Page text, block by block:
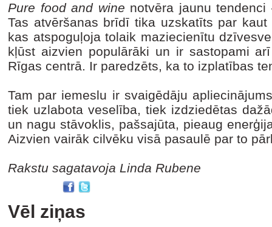
Pure food and wine notvēra jaunu
Tas atvēršanas brīdī tika uzskatīts par
kas atspoguļoja tolaik maziecienītu
kļūst aizvien populārāki un ir sastopami
Rīgas centrā. Ir paredzēts, ka to izplatības
Tam par iemeslu ir svaigēdāju
tiek uzlabota veselība, tiek izdziedētas
un nagu stāvoklis, pašsajūta, pieaug
Aizvien vairāk cilvēku visā pasaulē par to
Rakstu sagatavoja Linda Rubene
Vēl ziņas